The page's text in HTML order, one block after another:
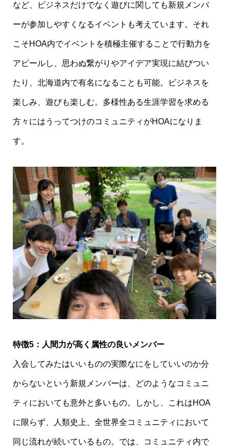
など、ビジネスだけでなく遊びに関しても新規メンバ
ーが参加しやすくなるイベントも考えています。それ
こそHOA内でイベントを積極主催することで行動力を
アピールし、思わぬ繋がりやアイデア実現に結びつい
たり、北海道内で有名になることも可能。ビジネスを
楽しみ、遊びも楽しむ。多様性ある生涯学習を求める
方々にはうってつけのコミュニティがHOAになりま
す。
特徴5：人間力が高く属性の良いメンバー
入会してみたはいいものの実際なにをしていいのか分
からないという新規メンバーは、どのようなコミュニ
ティにおいても意外と多いもの。しかし、これはHOA
に限らず、人類史上、全世界全コミュニティにおいて
同じ流れが続いているもの。では、コミュニティ内で